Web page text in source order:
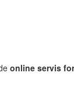
online servis